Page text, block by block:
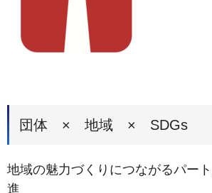
団体 × 地域 × SDGs
地域の魅力づくりにつながるパー
進